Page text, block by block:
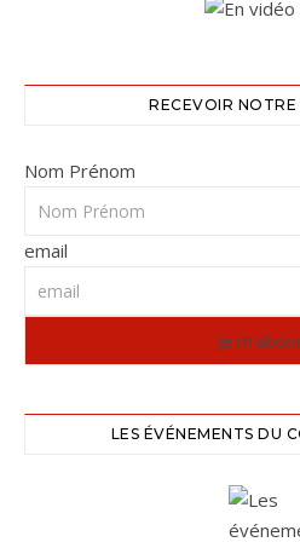
RECEVOIR
Nom Prénom
email
LES ÉVÉNEMENTS DU